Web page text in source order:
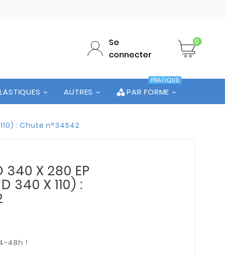
Se
connecter
0
AUTRES PAR FORME
PRATIQUE
: Chute n°34542
340 X 280 EP
340 X 110) :